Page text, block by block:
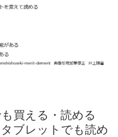
買える・読める
タブレットでも読め